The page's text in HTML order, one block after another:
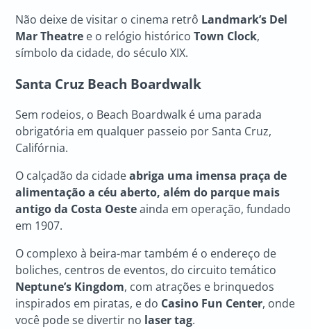
Não deixe de visitar o cinema retrô Landmark’s Del
Mar Theatre e o relógio históricoTown Clock,
símbolo da cidade, do século XIX.
Santa Cruz Beach Boardwalk
Sem rodeios, o Beach Boardwalk é uma parada
obrigatória em qualquer passeio por Santa Cruz,
Califórnia.
O calçadão da cidadeabriga uma imensa praça de
alimentação a céu aberto, além do parque mais
antigo da Costa Oesteainda em operação, fundado
em 1907.
O complexo à beira-mar também é o endereço de
boliches, centros de eventos, do circuito temático
Neptune’s Kingdom, com atrações e brinquedos
inspirados em piratas, e do Casino Fun Center, onde
você pode se divertir no laser tag.